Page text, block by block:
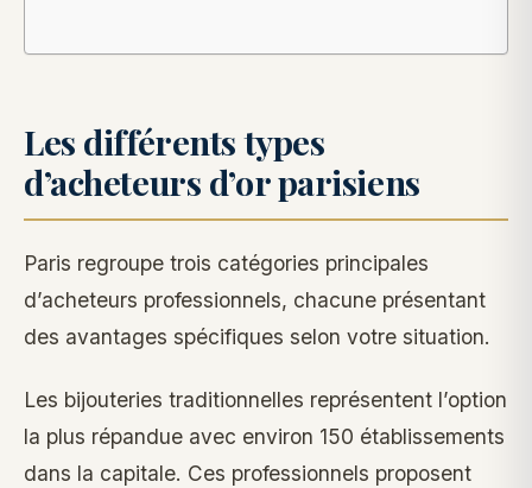
Les différents types
d’acheteurs d’or parisiens
Paris regroupe trois catégories principales
d’acheteurs professionnels, chacune présentant
des avantages spécifiques selon votre situation.
Les bijouteries traditionnelles représentent l’option
la plus répandue avec environ 150 établissements
dans la capitale. Ces professionnels proposent